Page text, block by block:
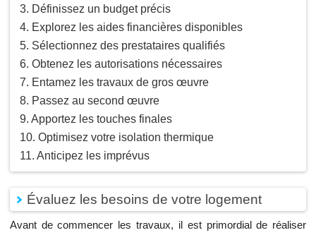
Définissez un budget précis
Explorez les aides financières disponibles
Sélectionnez des prestataires qualifiés
Obtenez les autorisations nécessaires
Entamez les travaux de gros œuvre
Passez au second œuvre
Apportez les touches finales
Optimisez votre isolation thermique
Anticipez les imprévus
Évaluez les besoins de votre logement
Avant de commencer les travaux, il est primordial de réaliser